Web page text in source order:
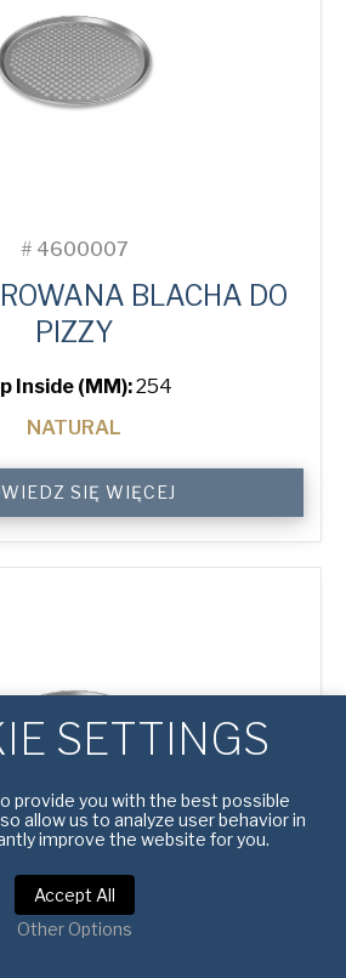
# 4600007
BLACHA DO
PIZZY
Inside (MM):254
NATURAL
SIĘ WIĘCEJ
#4600008
SETTINGS
provide you with the best possible
allow us to analyze user behavior in
improve the website for you.
Accept All
Other Options